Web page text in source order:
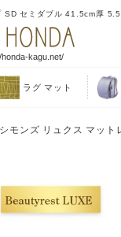
SD セミダブル 41.5cm厚
kagu.net/
ラグ マット
モンズ リュクス マッ